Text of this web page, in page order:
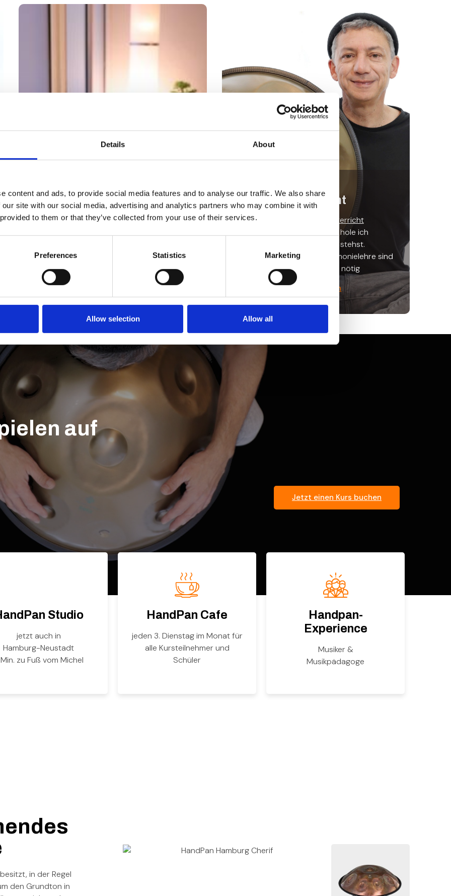
Details About
content and ads, to provide social media features and to analyse our traffic. We also share
site with our social media, advertising and analytics partners who may combine it with
to them or that they’ve collected from your use of their services.
Preferences Statistics Marketing
Allow selection Allow all
Kurse
Mo.-Fr.
18-19 Uhr und 19-20 Uhr
Auch flexibleTeilnahme möglich
Unterricht
HandPan Einzel-Unterricht
In meinem Unterricht hole ich
dich dort ab, wo du stehst.
Weder Rhytmus- noch Harmonielehre sind
für deinen Einstieg nötig
Mehr erfahren
auf
Jetzt einen Kurs buchen
Studio
jetzt auch in
Hamburg-Neustadt
zu Fuß vom Michel
HandPan Cafe
jeden 3. Dienstag im Monat für
alle Kursteilnehmer und
Schüler
Handpan-
Experience
Musiker &
Musikpädagoge
in der Regel
den Grundton in